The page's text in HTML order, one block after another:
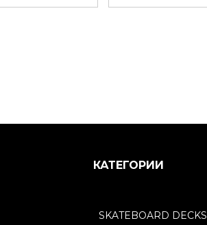
КАТЕГОРИИ
SKATEBOARD DECKS